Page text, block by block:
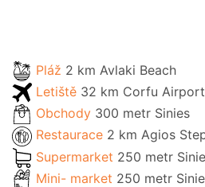
Pláž 2 km Avlaki Beach
Letiště 32 km Corfu Airport
Obchody 300 metr Sinies
Restaurace 2 km Agios
Supermarket 250 metr
Mini- market 250 metr